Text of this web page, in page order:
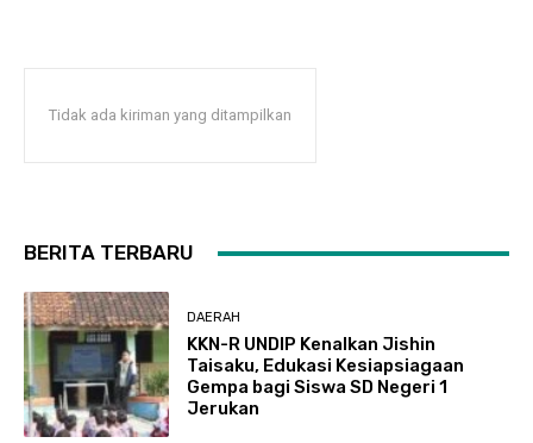
Tidak ada kiriman yang ditampilkan
BERITA TERBARU
DAERAH
KKN-R UNDIP Kenalkan Jishin
Taisaku, Edukasi Kesiapsiagaan
Gempa bagi Siswa SD Negeri 1
Jerukan